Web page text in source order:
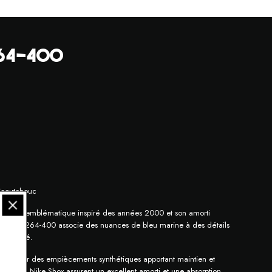
400
emblématique inspiré des années 2000 et son amorti
IQ8264-400 associe des nuances de bleu marine à des détails
affirmé.
par des empiècements synthétiques apportant maintien et